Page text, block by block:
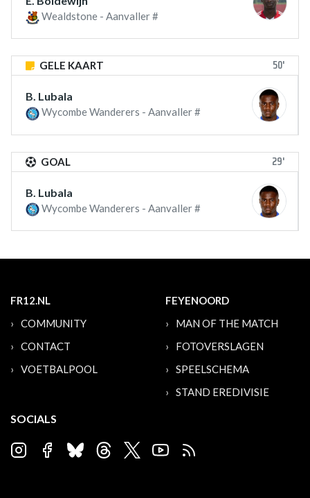
Wealdstone - Aanvaller #
GELE KAART 50'
B. Lubala
Wycombe Wanderers - Aanvaller #
GOAL 29'
B. Lubala
Wycombe Wanderers - Aanvaller #
FR12.NL
COMMUNITY
CONTACT
VOETBALPOOL
FEYENOORD
MAN OF THE MATCH
FOTOVERSLAGEN
SPEELSCHEMA
STAND EREDIVISIE
SOCIALS